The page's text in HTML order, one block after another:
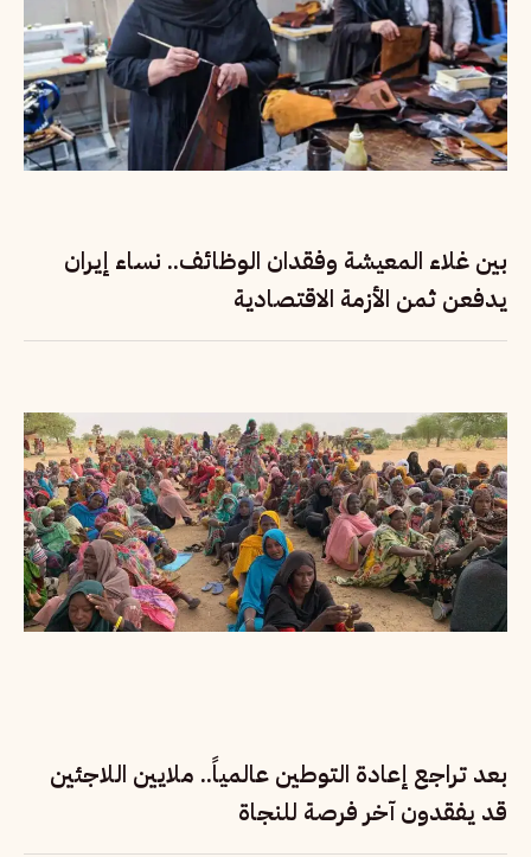
بين غلاء المعيشة وفقدان الوظائف.. نساء إيران
يدفعن ثمن الأزمة الاقتصادية
بعد تراجع إعادة التوطين عالمياً.. ملايين اللاجئين
قد يفقدون آخر فرصة للنجاة